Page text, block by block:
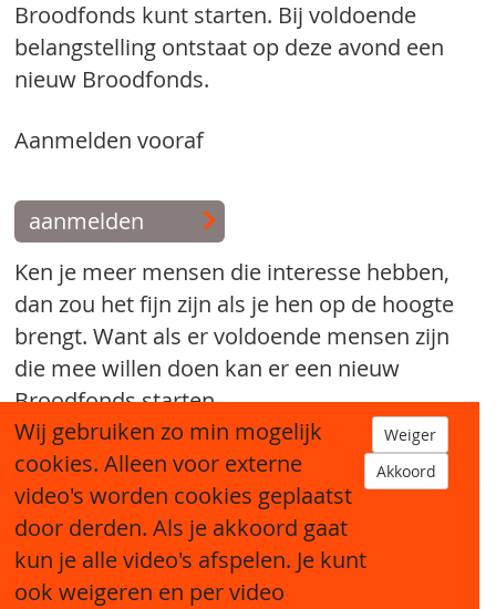
Broodfonds kunt starten. Bij voldoende
belangstelling ontstaat op deze avond een
nieuw Broodfonds.
Aanmelden vooraf
aanmelden
Ken je meer mensen die interesse hebben,
dan zou het fijn zijn als je hen op de hoogte
brengt. Want als er voldoende mensen zijn
die mee willen doen kan er een nieuw
Broodfonds starten.
tip een bekende
Wij gebruiken zo min mogelijk
cookies. Alleen voor externe
video's worden cookies geplaatst
door derden. Als je akkoord gaat
kun je alle video's afspelen. Je kunt
ook weigeren en per video
Weiger
Akkoord